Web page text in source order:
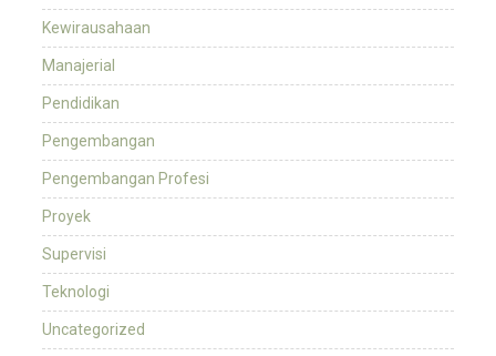
Kewirausahaan
Manajerial
Pendidikan
Pengembangan
Pengembangan Profesi
Proyek
Supervisi
Teknologi
Uncategorized